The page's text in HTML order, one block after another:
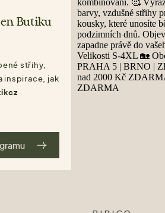
Butiku
střihy,
inspirace, jak